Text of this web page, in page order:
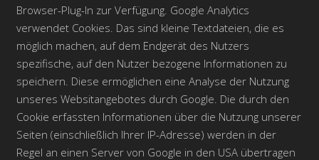
Browser-Plug-In zur Verfügung. Google Analytics
verwendet Cookies. Das sind kleine Textdateien, die es
möglich machen, auf dem Endgerät des Nutzers
spezifische, auf den Nutzer bezogene Informationen zu
speichern. Diese ermöglichen eine Analyse der Nutzung
unseres Websitangebotes durch Google. Die durch den
Cookie erfassten Informationen über die Nutzung unserer
Seiten (einschließlich Ihrer IP-Adresse) werden in der
Regel an einen Server von Google in den USA übertragen